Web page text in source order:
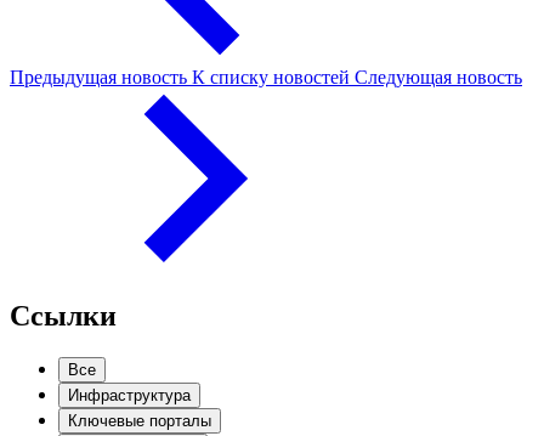
Предыдущая новость К списку новостей Следующая новость
Ссылки
Все
Инфраструктура
Ключевые порталы